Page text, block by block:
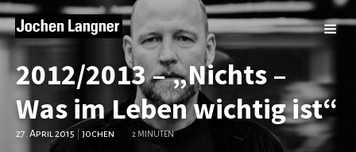
2012/2013 – „Nichts –
Was im Leben wichtig ist“
27. April 2015 jochen 2 MINUTEN